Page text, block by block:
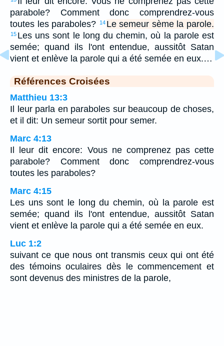
parabole? Comment donc comprendrez-vous
toutes les paraboles?
14 Le semeur sème la parole.
15 Les uns sont le long du chemin, où la parole est
semée; quand ils l'ont entendue, aussitôt Satan
vient et enlève la parole qui a été semée en eux.…
Références Croisées
Matthieu 13:3
Il leur parla en paraboles sur beaucoup de choses,
et il dit: Un semeur sortit pour semer.
Marc 4:13
Il leur dit encore: Vous ne comprenez pas cette
parabole? Comment donc comprendrez-vous
toutes les paraboles?
Marc 4:15
Les uns sont le long du chemin, où la parole est
semée; quand ils l'ont entendue, aussitôt Satan
vient et enlève la parole qui a été semée en eux.
Luc 1:2
suivant ce que nous ont transmis ceux qui ont été
des témoins oculaires dès le commencement et
sont devenus des ministres de la parole,